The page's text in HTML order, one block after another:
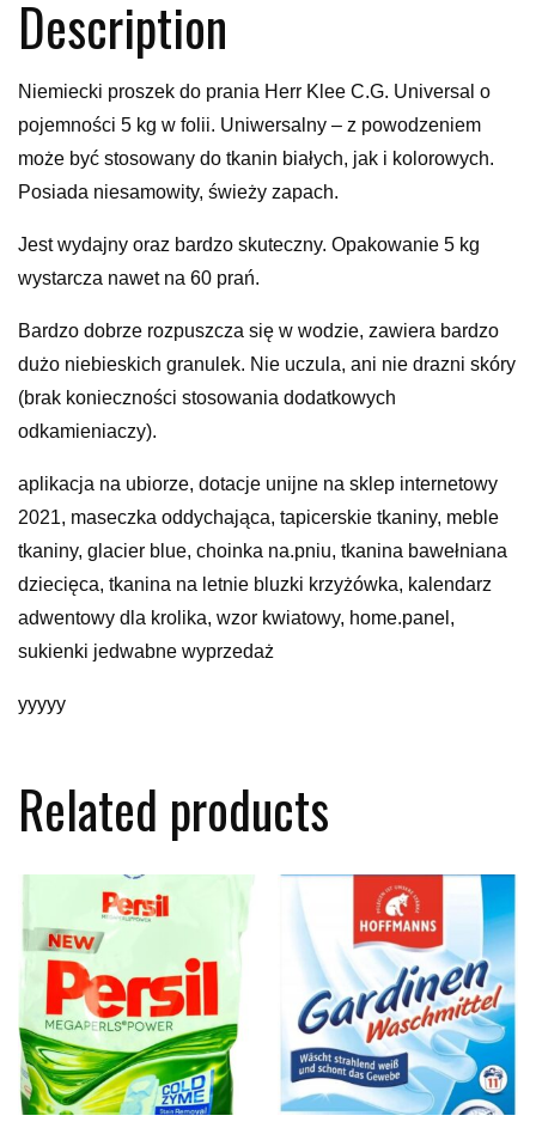
Description
Niemiecki proszek do prania Herr Klee C.G. Universal o
pojemności 5 kg w folii. Uniwersalny – z powodzeniem
może być stosowany do tkanin białych, jak i kolorowych.
Posiada niesamowity, świeży zapach.
Jest wydajny oraz bardzo skuteczny. Opakowanie 5 kg
wystarcza nawet na 60 prań.
Bardzo dobrze rozpuszcza się w wodzie, zawiera bardzo
dużo niebieskich granulek. Nie uczula, ani nie drazni skóry
(brak konieczności stosowania dodatkowych
odkamieniaczy).
aplikacja na ubiorze, dotacje unijne na sklep internetowy
2021, maseczka oddychająca, tapicerskie tkaniny, meble
tkaniny, glacier blue, choinka na.pniu, tkanina bawełniana
dziecięca, tkanina na letnie bluzki krzyżówka, kalendarz
adwentowy dla krolika, wzor kwiatowy, home.panel,
sukienki jedwabne wyprzedaż
yyyyy
Related products